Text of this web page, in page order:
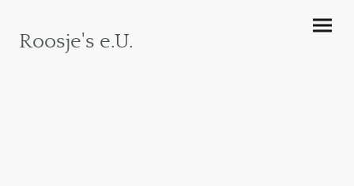
Roosje's e.U.